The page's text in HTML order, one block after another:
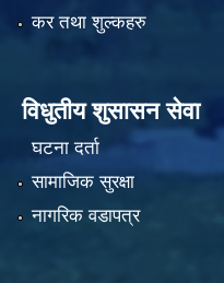
कर तथा शुल्कहरु
विधुतीय शुसासन सेवा
घटना दर्ता
सामाजिक सुरक्षा
नागरिक वडापत्र